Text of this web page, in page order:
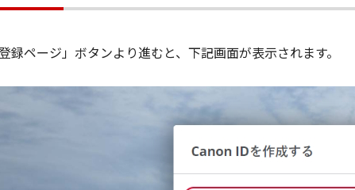
録ページ」ボタンより進むと、下記画面が表示されます。